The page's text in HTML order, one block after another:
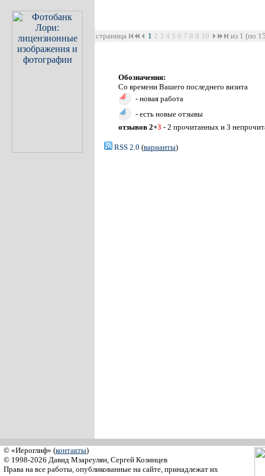
страница 1 2 3 4 5 6 7 8 9 10 из 1 (по
Обозначения:
Со времени Вашего последнего визита
- новая работа
- есть новые отзывы
отзывов 2+3 - 2 прочитанных и 3
RSS 2.0 (варианты)
© «Иероглиф» (контакты)
© 1998-2026 Давид Мзареулян, Сергей Козинцев
Права на все работы, опубликованные на сайте, принадлежат их